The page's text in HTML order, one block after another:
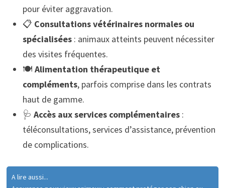
pour éviter aggravation.
📋 Consultations vétérinaires normales ou
spécialisées: animaux atteints peuvent nécessiter
des visites fréquentes.
🍽️ Alimentation thérapeutique et
compléments, parfois comprise dans les contrats
haut de gamme.
🩺 Accès aux services complémentaires:
téléconsultations, services d’assistance, prévention
de complications.
A lire aussi...